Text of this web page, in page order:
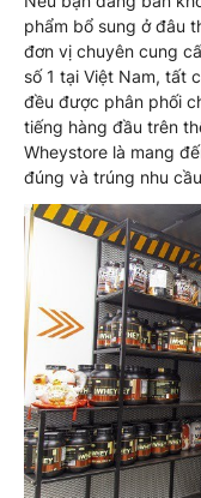
phẩm bổ sung ở đâu
đơn vị chuyên cung
số 1 tại Việt Nam, tất
đều được phân phối
tiếng hàng đầu trên
Wheystore là mang
đúng và trúng nhu